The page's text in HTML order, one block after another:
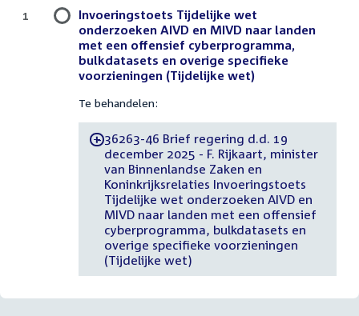
Invoeringstoets Tijdelijke wet
onderzoeken AIVD en MIVD naar landen
met een offensief cyberprogramma,
bulkdatasets en overige specifieke
voorzieningen (Tijdelijke wet)
Te behandelen:
-36263-46 Brief regering d.d. 19
december 2025 - F. Rijkaart, minister
van Binnenlandse Zaken en
Koninkrijksrelaties Invoeringstoets
Tijdelijke wet onderzoeken AIVD en
MIVD naar landen met een offensief
cyberprogramma, bulkdatasets en
overige specifieke voorzieningen
(Tijdelijke wet)
1